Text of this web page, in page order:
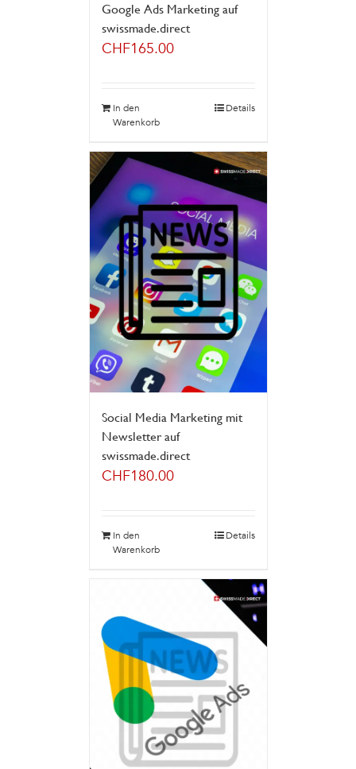
Google Ads Marketing auf
swissmade.direct
CHF165.00
In den
Warenkorb
Details
Social Media Marketing mit
Newsletter auf
swissmade.direct
CHF180.00
In den
Warenkorb
Details